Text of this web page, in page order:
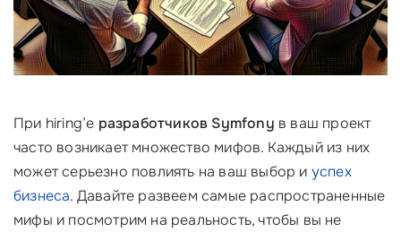
При hiring’е разработчиков Symfony в ваш проект
часто возникает множество мифов. Каждый из них
может серьезно повлиять на ваш выбор и успех
бизнеса. Давайте развеем самые распространенные
мифы и посмотрим на реальность, чтобы вы не